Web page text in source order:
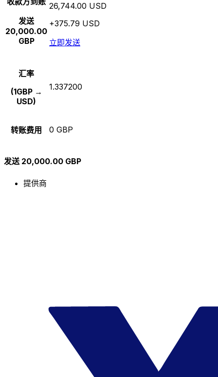
发送
20,000.00
GBP
26,744.00 USD
+375.79 USD
立即发送
汇率
(1GBP →
USD)
1.337200
转账费用 0 GBP
发送 20,000.00 GBP
提供商